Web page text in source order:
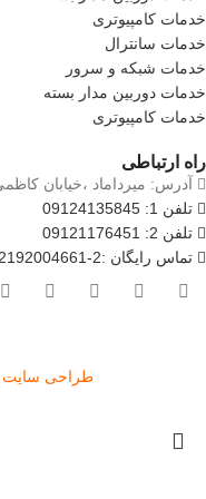
خدمات کامپیوتری
خدمات سانترال
خدمات شبکه و سرور
خدمات دوربین مدار بسته
خدمات کامپیوتری
راه ارتباطی
آدرس: میرداماد ،خیابان
تلفن 1: 09124135845
تلفن 2: 09121176451
تماس رایگان :2-02192004661
طراحی سایت